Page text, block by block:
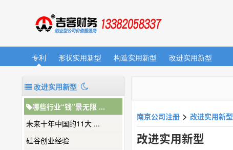
专利 形状实用新型 构造实用新型 改进实用新型
改进实用新型
哪些行业“钱”景无限 ...
未来十年中国的11大 ...
硅谷创业经验
南京公司注册 > 改进实用新型
改进实用新型